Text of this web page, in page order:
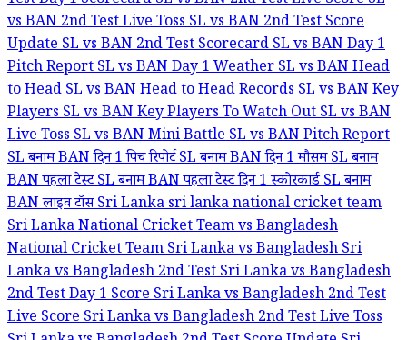
vs BAN 2nd Test Live TossSL vs BAN 2nd Test Score
UpdateSL vs BAN 2nd Test ScorecardSL vs BAN Day 1
Pitch ReportSL vs BAN Day 1 WeatherSL vs BAN Head
to HeadSL vs BAN Head to Head RecordsSL vs BAN Key
PlayersSL vs BAN Key Players To Watch OutSL vs BAN
Live TossSL vs BAN Mini BattleSL vs BAN Pitch Report
SL बनाम BAN दिन 1 पिच रिपोर्टSL बनाम BAN दिन 1 मौसमSL बनाम
BAN पहला टेस्टSL बनाम BAN पहला टेस्ट दिन 1 स्कोरकार्डSL बनाम
BAN लाइव टॉसSri Lankasri lanka national cricket team
Sri Lanka National Cricket Team vs Bangladesh
National Cricket TeamSri Lanka vs BangladeshSri
Lanka vs Bangladesh 2nd TestSri Lanka vs Bangladesh
2nd Test Day 1 ScoreSri Lanka vs Bangladesh 2nd Test
Live ScoreSri Lanka vs Bangladesh 2nd Test Live Toss